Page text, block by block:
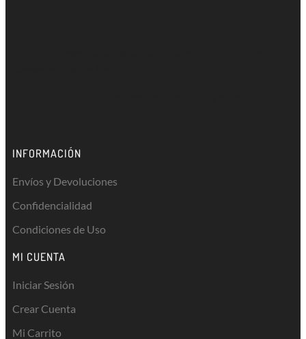
INFORMACIÓN
Envíos y Devoluciones
Confidencialidad
Condiciones de Uso
MI CUENTA
Iniciar Sesión
Crear Cuenta
Mi Carrito